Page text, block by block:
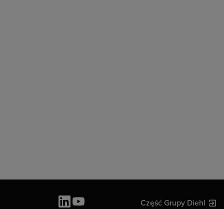
Część Grupy Diehl